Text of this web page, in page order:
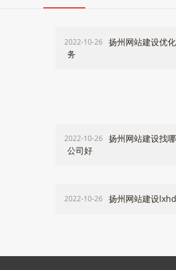
2022-10-26
扬州网站建设优
务
2022-10-26
扬州网站建设找
公司好
2022-10-26 扬州网站建设lxhd